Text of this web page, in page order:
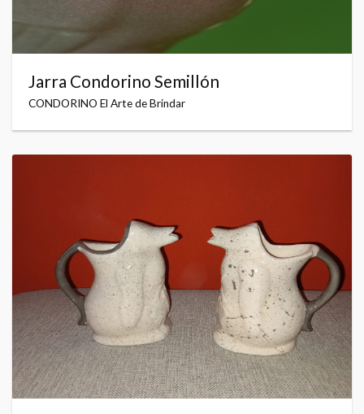
Jarra Condorino Semillón
CONDORINO El Arte de Brindar